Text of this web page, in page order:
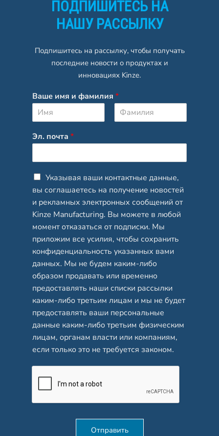
ПОДПИШИТЕСЬ НА
НАШУ РАССЫЛКУ
Подпишитесь на рассылку, чтобы получать
последние новости о продуктах и
инновациях Kinze.
Ваше имя и фамилия *
м
я
и
Эл. почта *
C
h
e
c
k
b
o
x
e
s
*
Указывая ваши контактные данные,
вы соглашаетесь на получение новостей
и рекламных электронных сообщений от
Kinze Manufacturing. Вы можете в любой
момент отказаться от подписки. Мы
приложим все усилия, чтобы сохранить
конфиденциальность указанных вами
данных. Мы не будем каким-либо
образом продавать или временно
предоставлять наши списки рассылки
каким-либо третьим лицам и мы не будет
предоставлять ваши персональные
данные каким-либо третьим физическим
лицам, органам власти или компаниям,
если только это не требуется законом.
Отправить